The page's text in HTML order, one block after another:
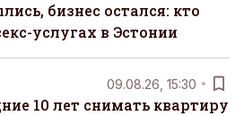
бизнес остался: кто
услугах в Эстонии
09.08.26, 15:30
10 лет снимать квартиру